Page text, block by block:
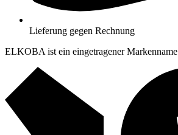
Lieferung gegen Rechnung
ELKOBA ist ein eingetragener Markenname